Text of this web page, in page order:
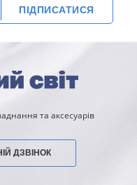
ПІДПИСАТИСЯ
та аксесуарів
ДЗВІНОК